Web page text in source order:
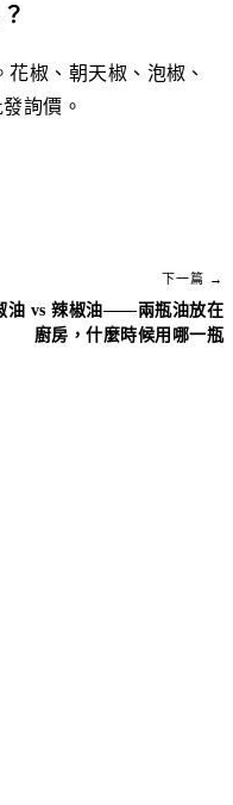
椒、朝天椒、泡椒、
詢價。
下一篇 →
油 vs 辣椒油——兩瓶油放在
廚房，什麼時候用哪一瓶